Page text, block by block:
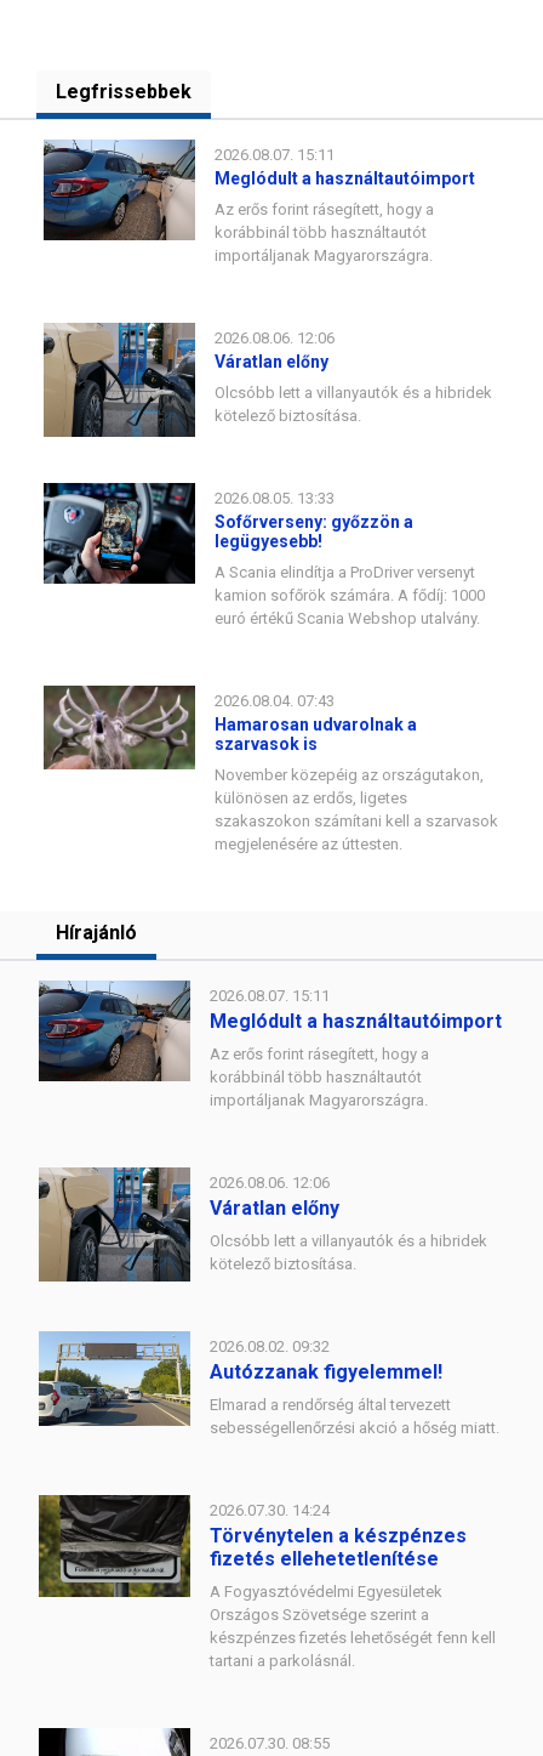
Legfrissebbek
2026.08.07. 15:11
Meglódult a használtautóimport
Az erős forint rásegített, hogy a
korábbinál több használtautót
importáljanak Magyarországra.
2026.08.06. 12:06
Váratlan előny
Olcsóbb lett a villanyautók és a hibridek
kötelező biztosítása.
2026.08.05. 13:33
Sofőrverseny: győzzön a
legügyesebb!
A Scania elindítja a ProDriver versenyt
kamion sofőrök számára. A fődíj: 1000
euró értékű Scania Webshop utalvány.
2026.08.04. 07:43
Hamarosan udvarolnak a
szarvasok is
November közepéig az országutakon,
különösen az erdős, ligetes
szakaszokon számítani kell a szarvasok
megjelenésére az úttesten.
Hírajánló
2026.08.07. 15:11
Meglódult a használtautóimport
Az erős forint rásegített, hogy a
korábbinál több használtautót
importáljanak Magyarországra.
2026.08.06. 12:06
Váratlan előny
Olcsóbb lett a villanyautók és a hibridek
kötelező biztosítása.
2026.08.02. 09:32
Autózzanak figyelemmel!
Elmarad a rendőrség által tervezett
sebességellenőrzési akció a hőség miatt.
2026.07.30. 14:24
Törvénytelen a készpénzes
fizetés ellehetetlenítése
A Fogyasztóvédelmi Egyesületek
Országos Szövetsége szerint a
készpénzes fizetés lehetőségét fenn kell
tartani a parkolásnál.
2026.07.30. 08:55